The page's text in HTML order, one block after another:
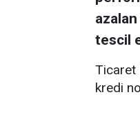
tescil
Ticaret
kredi